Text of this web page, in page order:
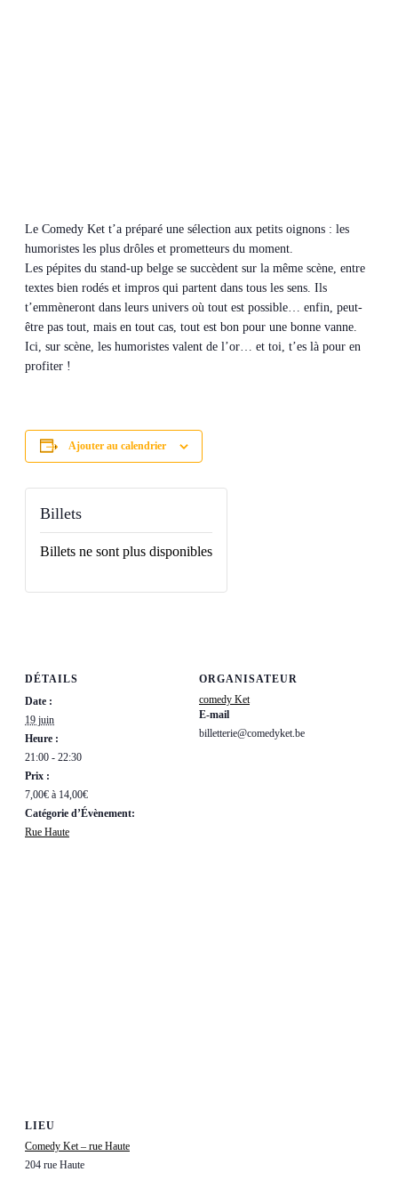
Le Comedy Ket t’a préparé une sélection aux petits oignons : les
humoristes les plus drôles et prometteurs du moment.
Les pépites du stand-up belge se succèdent sur la même scène, entre
textes bien rodés et impros qui partent dans tous les sens. Ils
t’emmèneront dans leurs univers où tout est possible… enfin, peut-
être pas tout, mais en tout cas, tout est bon pour une bonne vanne.
Ici, sur scène, les humoristes valent de l’or… et toi, t’es là pour en
profiter !
Ajouter au calendrier
DÉTAILS
Date :
19 juin
Heure :
21:00 - 22:30
Prix :
7,00€ à 14,00€
Catégorie d’Évènement:
Rue Haute
ORGANISATEUR
comedy Ket
E-mail
billetterie@comedyket.be
LIEU
Comedy Ket – rue Haute
204 rue Haute
Billets
Billets ne sont plus disponibles